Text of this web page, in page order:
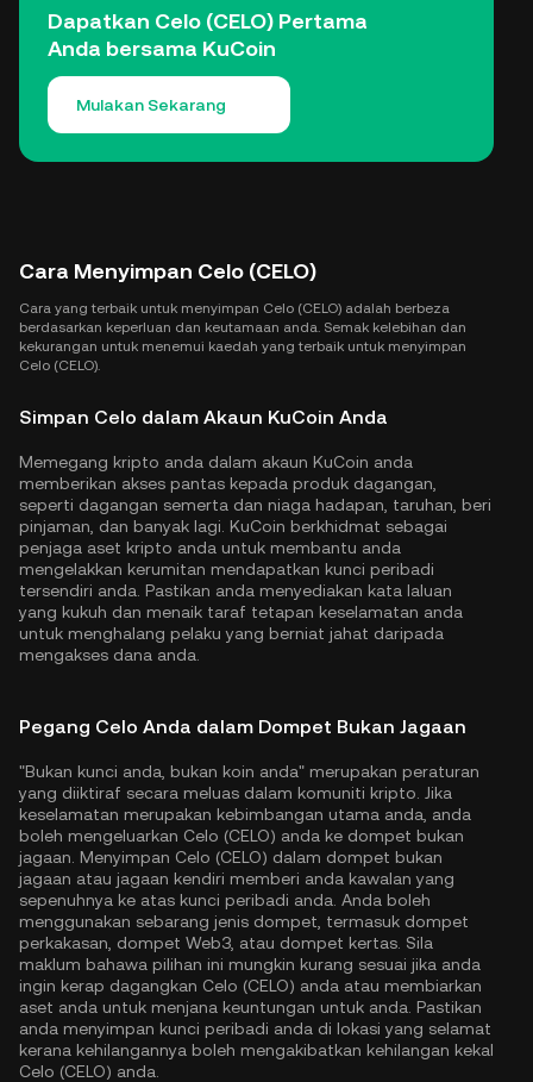
Dapatkan Celo (CELO) Pertama
Anda bersama KuCoin
Mulakan Sekarang
Cara Menyimpan Celo (CELO)
Cara yang terbaik untuk menyimpan Celo (CELO) adalah berbeza
berdasarkan keperluan dan keutamaan anda. Semak kelebihan dan
kekurangan untuk menemui kaedah yang terbaik untuk menyimpan
Celo (CELO).
Simpan Celo dalam Akaun KuCoin Anda
Memegang kripto anda dalam akaun KuCoin anda
memberikan akses pantas kepada produk dagangan,
seperti dagangan semerta dan niaga hadapan, taruhan, beri
pinjaman, dan banyak lagi. KuCoin berkhidmat sebagai
penjaga aset kripto anda untuk membantu anda
mengelakkan kerumitan mendapatkan kunci peribadi
tersendiri anda. Pastikan anda menyediakan kata laluan
yang kukuh dan menaik taraf tetapan keselamatan anda
untuk menghalang pelaku yang berniat jahat daripada
mengakses dana anda.
Pegang Celo Anda dalam Dompet Bukan Jagaan
"Bukan kunci anda, bukan koin anda" merupakan peraturan
yang diiktiraf secara meluas dalam komuniti kripto. Jika
keselamatan merupakan kebimbangan utama anda, anda
boleh mengeluarkan Celo (CELO) anda ke dompet bukan
jagaan. Menyimpan Celo (CELO) dalam dompet bukan
jagaan atau jagaan kendiri memberi anda kawalan yang
sepenuhnya ke atas kunci peribadi anda. Anda boleh
menggunakan sebarang jenis dompet, termasuk dompet
perkakasan, dompet Web3, atau dompet kertas. Sila
maklum bahawa pilihan ini mungkin kurang sesuai jika anda
ingin kerap dagangkan Celo (CELO) anda atau membiarkan
aset anda untuk menjana keuntungan untuk anda. Pastikan
anda menyimpan kunci peribadi anda di lokasi yang selamat
kerana kehilangannya boleh mengakibatkan kehilangan kekal
Celo (CELO) anda.